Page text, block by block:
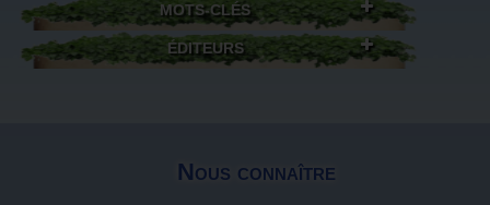
MOTS-CLÉS
ÉDITEURS
Nous connaître